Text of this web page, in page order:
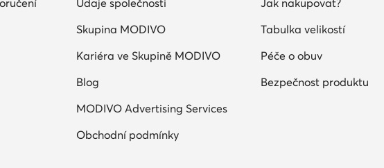
Údaje společnosti
Skupina MODIVO
Kariéra ve Skupině MODIVO
Blog
MODIVO Advertising Services
Obchodní podmínky
Jak nakupovat?
Tabulka velikostí
Péče o obuv
Bezpečnost produktu